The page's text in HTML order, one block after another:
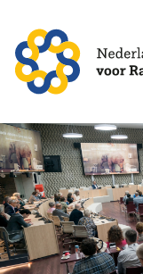
Alles Nieuws